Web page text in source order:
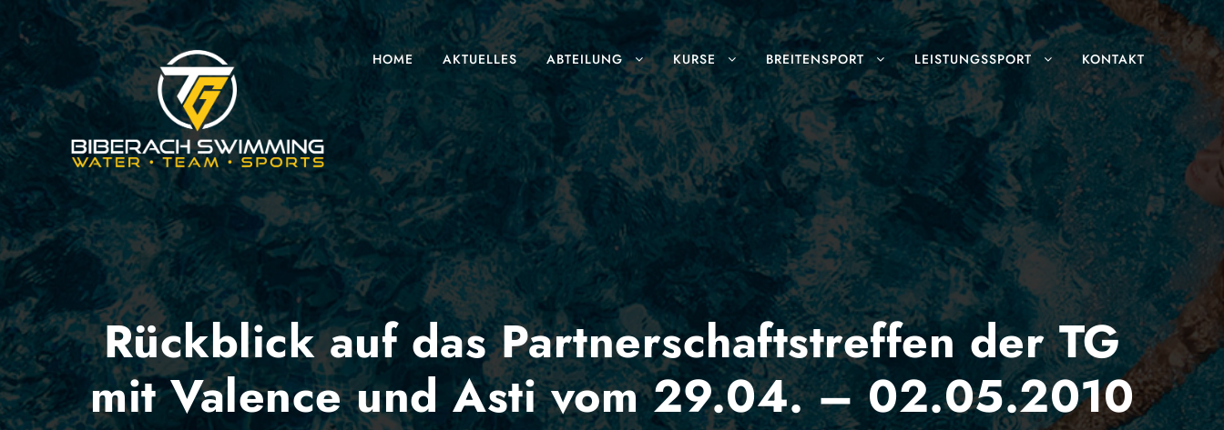
HOME AKTUELLES ABTEILUNG KURSE BREITENSPORT LEISTUNGSSPORT KONTAKT
Rückblick auf das Partnerschaftstreffen der TG
mit Valence und Asti vom 29.04. – 02.05.2010